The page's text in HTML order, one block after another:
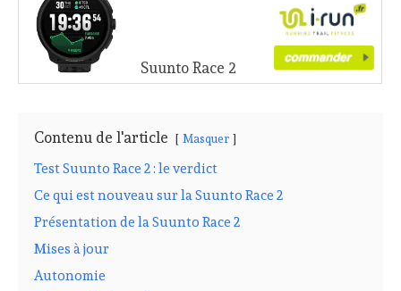
Suunto Race 2
Contenu de l'article Masquer
Test Suunto Race 2 : le verdict
Ce qui est nouveau sur la Suunto Race 2
Présentation de la Suunto Race 2
Mises à jour
Autonomie